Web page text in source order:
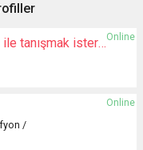
Online
Ciddi evlilik düşünenler ile tanışmak isterim
Online
/